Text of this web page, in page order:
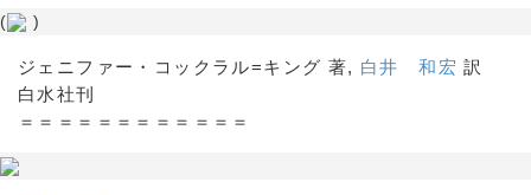
( )
ジェニファー・コックラル=キング 著, 白井 和宏 訳
白水社刊
＝＝＝＝＝＝＝＝＝＝＝＝